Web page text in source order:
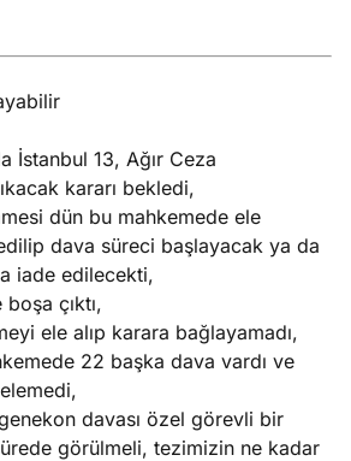
İstanbul 13, Ağır Ceza
kararı bekledi,
dün bu mahkemede ele
dava süreci başlayacak ya da
iade edilecekti,
çıktı,
ele alıp karara bağlayamadı,
22 başka dava vardı ve
davası özel görevli bir
görülmeli, tezimizin ne kadar